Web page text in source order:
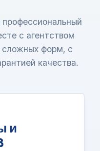
с агентством
форм, с
качества.
и